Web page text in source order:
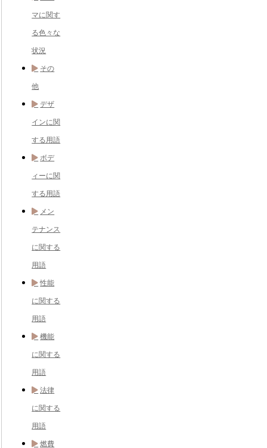
マに関す
る色々な
状況
その
他
デザ
インに関
する用語
ボデ
ィーに関
する用語
メン
テナンス
に関する
用語
性能
に関する
用語
機能
に関する
用語
法律
に関する
用語
燃費